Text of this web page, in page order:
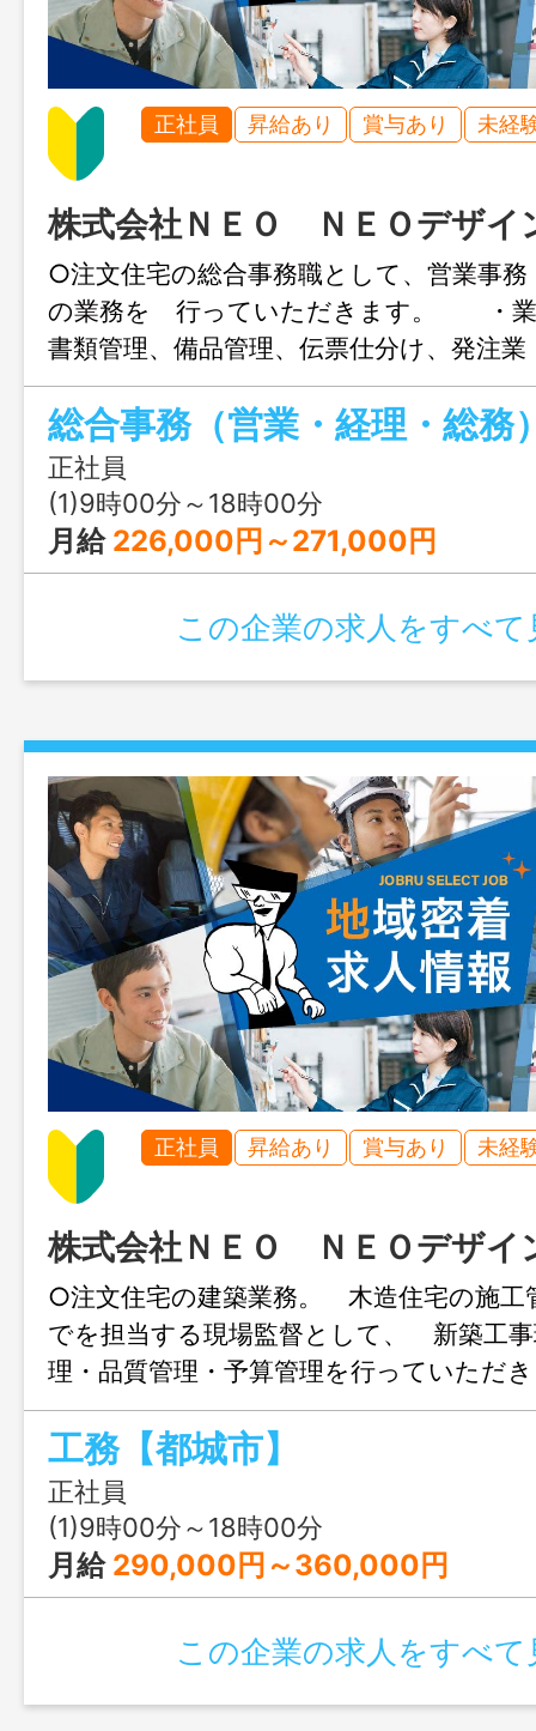
正社員 昇給あり 賞与あり 未経
株式会社ＮＥＯ ＮＥＯデザイ
○注文住宅の総合事務職として、営業事務
の業務を 行っていただきます。 ・業
書類管理、備品管理、伝票仕分け、発注業
務、 月末処理業務、他庶務
経験者歓迎 ＊業務の変更範囲：事業所
総合事務（営業・経理・総務
正社員
(1)9時00分～18時00分
月給 226,000円～271,000円
この企業の求人をすべて
正社員 昇給あり 賞与あり 未経
株式会社ＮＥＯ ＮＥＯデザイ
○注文住宅の建築業務。 木造住宅の施工
でを担当する現場監督として、 新築工
理・品質管理・予算管理を行っていた
務の変更範囲：事業所の定める業務】
工務【都城市】
正社員
(1)9時00分～18時00分
月給 290,000円～360,000円
この企業の求人をすべて